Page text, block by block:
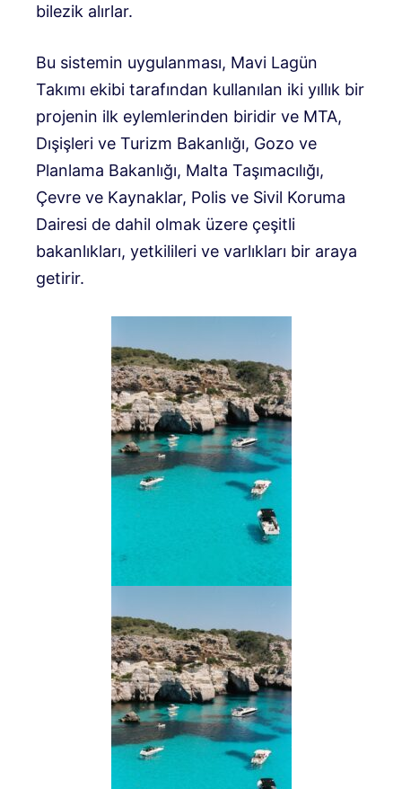
bilezik alırlar.
Bu sistemin uygulanması, Mavi Lagün
Takımı ekibi tarafından kullanılan iki yıllık bir
projenin ilk eylemlerinden biridir ve MTA,
Dışişleri ve Turizm Bakanlığı, Gozo ve
Planlama Bakanlığı, Malta Taşımacılığı,
Çevre ve Kaynaklar, Polis ve Sivil Koruma
Dairesi de dahil olmak üzere çeşitli
bakanlıkları, yetkilileri ve varlıkları bir araya
getirir.